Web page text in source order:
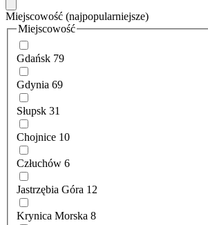
Miejscowość (najpopularniejsze)
Miejscowość
Gdańsk 79
Gdynia 69
Słupsk 31
Chojnice 10
Człuchów 6
Jastrzębia Góra 12
Krynica Morska 8